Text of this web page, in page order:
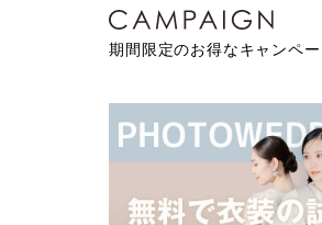
期間限定のお得なキャンペ